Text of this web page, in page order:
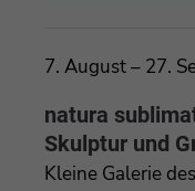
7. August – 27.
natura
Skulptur und
Kleine Galerie